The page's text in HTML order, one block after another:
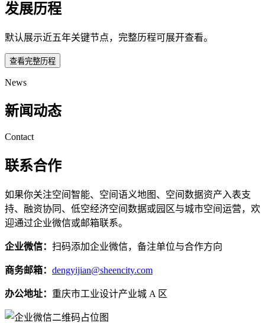
发展历程
默认展示近五年关键节点，完整历程可展开查看。
查看完整历程
News
新闻动态
Contact
联系合作
如果你关注空间智能、空间语义地图、空间数据资产入表支
持、融资协同、低空经济空间数据或园区与城市空间运营，欢
迎通过企业微信或邮箱联系。
企业微信： 扫码添加企业微信，备注单位与合作方向
商务邮箱： dengyijian@sheencity.com
办公地址： 重庆市工业设计产业城 A 区